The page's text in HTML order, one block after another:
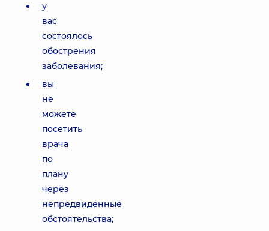
у
вас
состоялось
обострения
заболевания;
вы
не
можете
посетить
врача
по
плану
через
непредвиденные
обстоятельства;